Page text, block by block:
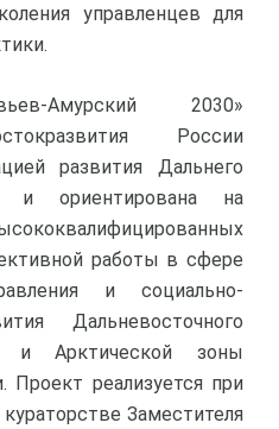
управленцев для
Амурский 2030»
России
развития Дальнего
и ориентирована на
работы в сфере
и социально-
Дальневосточного
и Арктической зоны
Проект реализуется при
Заместителя